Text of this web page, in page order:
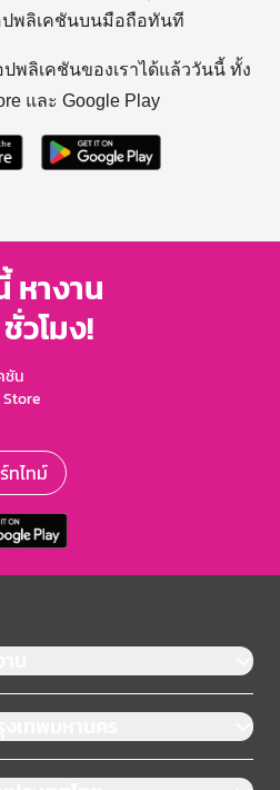
ปพลิเคชันบนมือถือทันที
ปพลิเคชันของเราได้แล้ววันนี้ ทั้ง
และ Google Play
หางาน
วโมง!
ชัน
Store
ทไทม์
เทพมหานคร